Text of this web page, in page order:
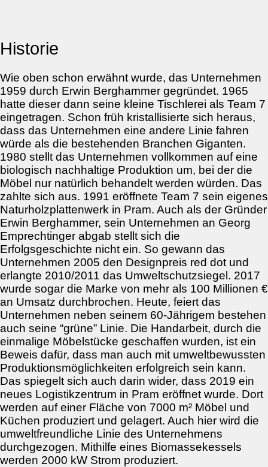
Historie
Wie oben schon erwähnt wurde, das Unternehmen
1959 durch Erwin Berghammer gegründet. 1965
hatte dieser dann seine kleine Tischlerei als Team 7
eingetragen. Schon früh kristallisierte sich heraus,
dass das Unternehmen eine andere Linie fahren
würde als die bestehenden Branchen Giganten.
1980 stellt das Unternehmen vollkommen auf eine
biologisch nachhaltige Produktion um, bei der die
Möbel nur natürlich behandelt werden würden. Das
zahlte sich aus. 1991 eröffnete Team 7 sein eigenes
Naturholzplattenwerk in Pram. Auch als der Gründer
Erwin Berghammer, sein Unternehmen an Georg
Emprechtinger abgab stellt sich die
Erfolgsgeschichte nicht ein. So gewann das
Unternehmen 2005 den Designpreis red dot und
erlangte 2010/2011 das Umweltschutzsiegel. 2017
wurde sogar die Marke von mehr als 100 Millionen €
an Umsatz durchbrochen. Heute, feiert das
Unternehmen neben seinem 60-Jährigem bestehen
auch seine “grüne” Linie. Die Handarbeit, durch die
einmalige Möbelstücke geschaffen wurden, ist ein
Beweis dafür, dass man auch mit umweltbewussten
Produktionsmöglichkeiten erfolgreich sein kann.
Das spiegelt sich auch darin wider, dass 2019 ein
neues Logistikzentrum in Pram eröffnet wurde. Dort
werden auf einer Fläche von 7000 m² Möbel und
Küchen produziert und gelagert. Auch hier wird die
umweltfreundliche Linie des Unternehmens
durchgezogen. Mithilfe eines Biomassekessels
werden 2000 kW Strom produziert.